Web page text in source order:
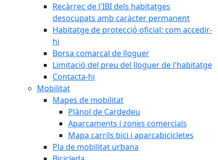
Recàrrec de l'IBI dels habitatges
desocupats amb caràcter permanent
Habitatge de protecció oficial: com accedir-
hi
Borsa comarcal de lloguer
Limitació del preu del lloguer de l'habitatge
Contacta-hi
Mobilitat
Mapes de mobilitat
Plànol de Cardedeu
Aparcaments i zones comercials
Mapa carrils bici i aparcabicicletes
Pla de mobilitat urbana